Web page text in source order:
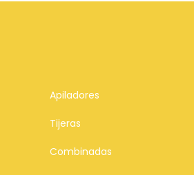
Apiladores
Tijeras
Combinadas